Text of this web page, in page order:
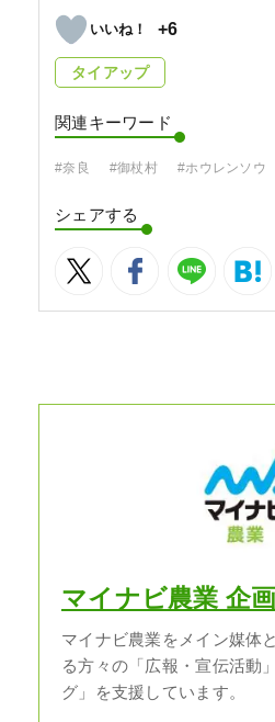
+6
タイアップ
関連キーワード
#奈良 #御杖村 #ホウレンソウ
シェアする
マイナビ農業 企
マイナビ農業をメイン媒体
る方々の「広報・宣伝活動
グ」を支援しています。